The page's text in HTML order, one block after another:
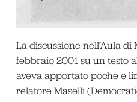
La discussione nell’Aula
febbraio 2001 su un testo
aveva apportato poche e
relatore Maselli